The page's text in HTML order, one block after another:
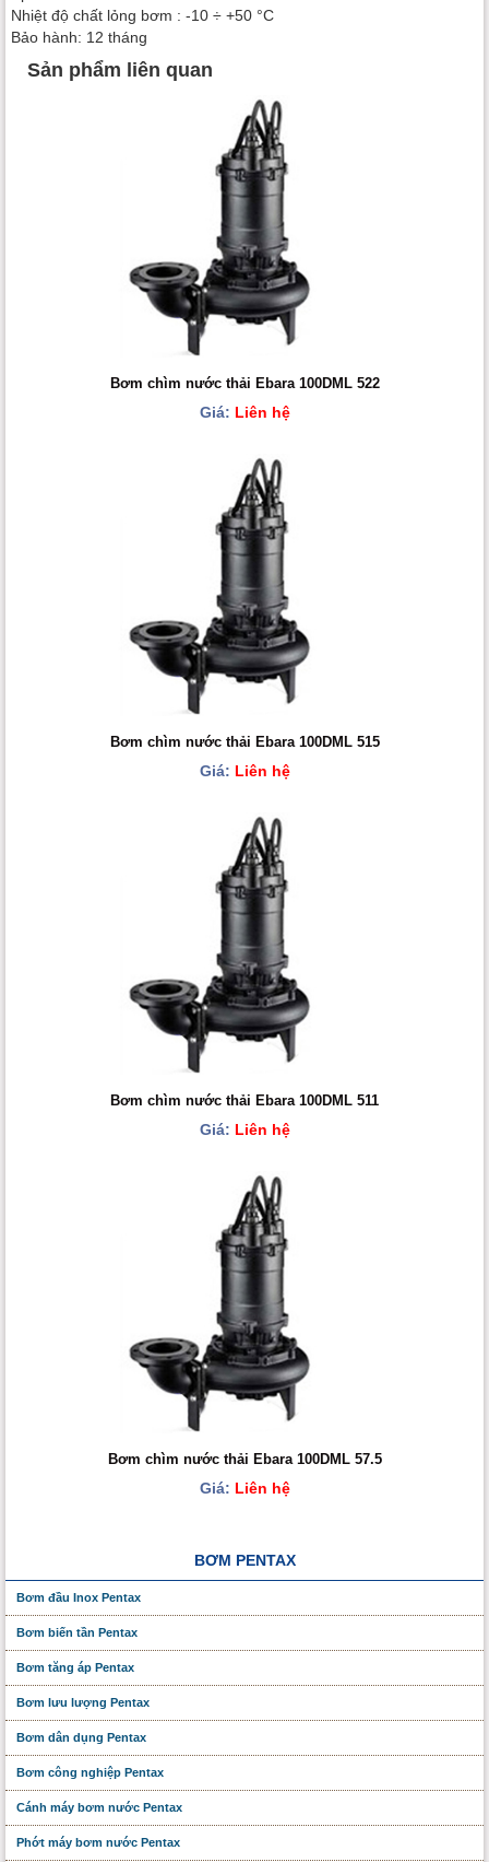
Nhiệt độ chất lỏng bơm : -10 ÷ +50 °C
Bảo hành: 12 tháng
Sản phẩm liên quan
Bơm chìm nước thải Ebara 100DML 522
Giá: Liên hệ
Bơm chìm nước thải Ebara 100DML 515
Giá: Liên hệ
Bơm chìm nước thải Ebara 100DML 511
Giá: Liên hệ
Bơm chìm nước thải Ebara 100DML 57.5
Giá: Liên hệ
BƠM PENTAX
Bơm đầu Inox Pentax
Bơm biến tần Pentax
Bơm tăng áp Pentax
Bơm lưu lượng Pentax
Bơm dân dụng Pentax
Bơm công nghiệp Pentax
Cánh máy bơm nước Pentax
Phớt máy bơm nước Pentax